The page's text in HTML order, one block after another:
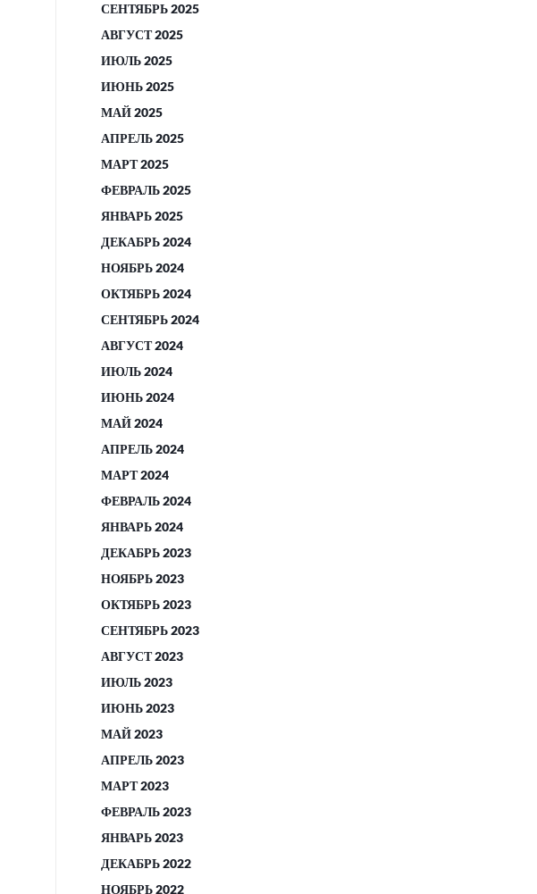
СЕНТЯБРЬ 2025
АВГУСТ 2025
ИЮЛЬ 2025
ИЮНЬ 2025
МАЙ 2025
АПРЕЛЬ 2025
МАРТ 2025
ФЕВРАЛЬ 2025
ЯНВАРЬ 2025
ДЕКАБРЬ 2024
НОЯБРЬ 2024
ОКТЯБРЬ 2024
СЕНТЯБРЬ 2024
АВГУСТ 2024
ИЮЛЬ 2024
ИЮНЬ 2024
МАЙ 2024
АПРЕЛЬ 2024
МАРТ 2024
ФЕВРАЛЬ 2024
ЯНВАРЬ 2024
ДЕКАБРЬ 2023
НОЯБРЬ 2023
ОКТЯБРЬ 2023
СЕНТЯБРЬ 2023
АВГУСТ 2023
ИЮЛЬ 2023
ИЮНЬ 2023
МАЙ 2023
АПРЕЛЬ 2023
МАРТ 2023
ФЕВРАЛЬ 2023
ЯНВАРЬ 2023
ДЕКАБРЬ 2022
НОЯБРЬ 2022